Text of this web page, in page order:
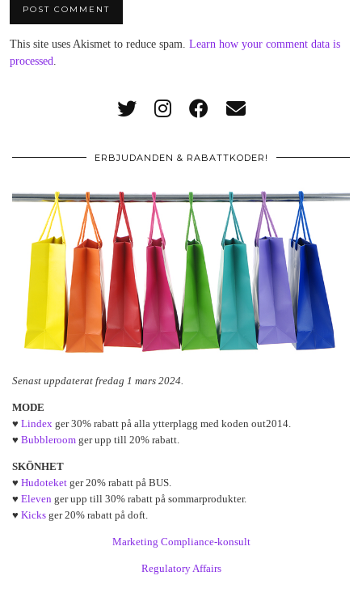
This site uses Akismet to reduce spam. Learn how your comment data is
processed.
ERBJUDANDEN & RABATTKODER!
Senast uppdaterat fredag 1 mars 2024.
MODE
♥ Lindex ger 30% rabatt på alla ytterplagg med koden out2014.
♥ Bubbleroom ger upp till 20% rabatt.
SKÖNHET
♥ Hudoteket ger 20% rabatt på BUS.
♥ Eleven ger upp till 30% rabatt på sommarprodukter.
♥ Kicks ger 20% rabatt på doft.
Marketing Compliance-konsult
Regulatory Affairs